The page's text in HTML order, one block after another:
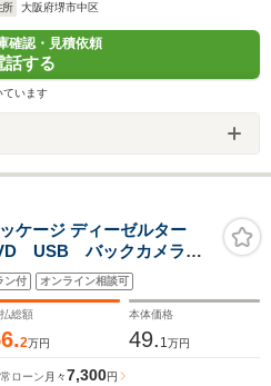
所
大阪府堺市中区
確認・見積依頼
話する
ています
ケージ ディーゼルター
USB バックカメラ
ーター シートメモリ
アマット ドアバイザ
ッシュスタート
ン付 オンライン相談可
総額
2万円
本体価格
49. 1万円
ローン 月々7,300円